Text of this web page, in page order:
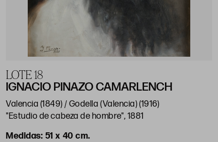
LOTE 18
IGNACIO PINAZO CAMARLENCH
Valencia (1849) / Godella (Valencia) (1916)
"Estudio de cabeza de hombre", 1881
51 x 40 cm.